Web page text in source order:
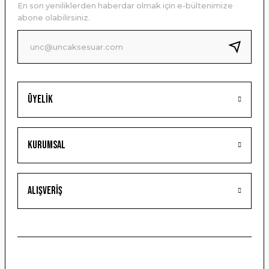
Ürün bilgilerinde hatalar bulunuyor.
Ürün fiyatı diğer sitelerden daha pahalı.
Bu ürüne benzer farklı alternatifler olmalı.
Gönder
Üyelik
Kurumsal
Alışveriş
En son yeniliklerden haberdar olmak için e-bültenimize
abone olabilirsiniz.